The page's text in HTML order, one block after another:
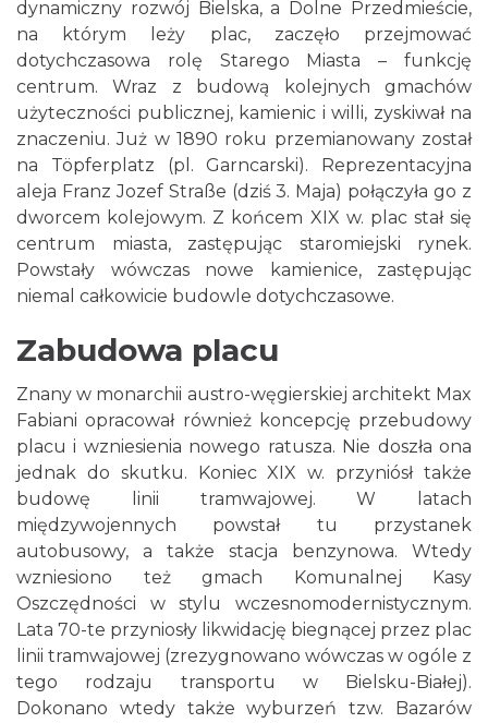
dynamiczny rozwój Bielska, a Dolne Przedmieście,
na którym leży plac, zaczęło przejmować
dotychczasowa rolę Starego Miasta – funkcję
centrum. Wraz z budową kolejnych gmachów
użyteczności publicznej, kamienic i willi, zyskiwał na
znaczeniu. Już w 1890 roku przemianowany został
na Töpferplatz (pl. Garncarski). Reprezentacyjna
aleja Franz Jozef Straße (dziś 3. Maja) połączyła go z
dworcem kolejowym. Z końcem XIX w. plac stał się
centrum miasta, zastępując staromiejski rynek.
Powstały wówczas nowe kamienice, zastępując
niemal całkowicie budowle dotychczasowe.
Zabudowa placu
Znany w monarchii austro-węgierskiej architekt Max
Fabiani opracował również koncepcję przebudowy
placu i wzniesienia nowego ratusza. Nie doszła ona
jednak do skutku. Koniec XIX w. przyniósł także
budowę linii tramwajowej. W latach
międzywojennych powstał tu przystanek
autobusowy, a także stacja benzynowa. Wtedy
wzniesiono też gmach Komunalnej Kasy
Oszczędności w stylu wczesnomodernistycznym.
Lata 70-te przyniosły likwidację biegnącej przez plac
linii tramwajowej (zrezygnowano wówczas w ogóle z
tego rodzaju transportu w Bielsku-Białej).
Dokonano wtedy także wyburzeń tzw. Bazarów